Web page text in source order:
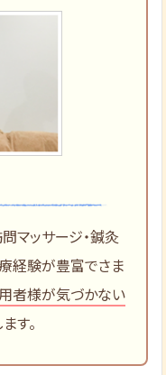
マッサージ・鍼灸
経験が豊富でさま
者様が気づかない
す。